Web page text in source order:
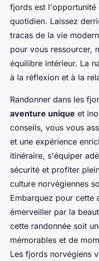
fjords est l'opportunité
quotidien. Laissez
tracas de la vie
pour vous ressourcer,
équilibre intérieur. La
à la réflexion et à la
Randonner dans les
aventure unique et
conseils, vous vous
et une expérience
itinéraire, s'équiper
sécurité et profiter
culture norvégiennes
Embarquez pour cette
émerveiller par la
cette randonnée soit
mémorables et de
Les fjords norvégiens